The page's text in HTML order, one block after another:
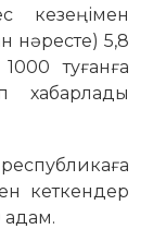
кезеңімен
нәресте) 5,8
туғанға
хабарлады
кеткендер
адам.